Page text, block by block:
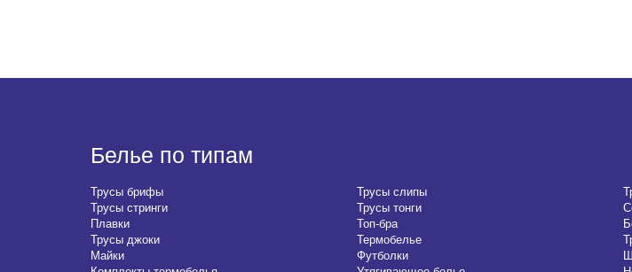
Белье по типам
Трусы брифы Трусы слипы
Трусы стринги
Трусы тонги
Плавки
Топ-бра
Трусы джоки
Термобелье
Майки
Футболки